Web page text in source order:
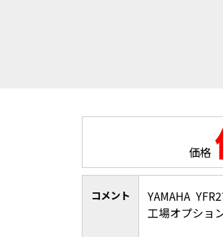
価格
コメント
YAMAHA
工場オプショ